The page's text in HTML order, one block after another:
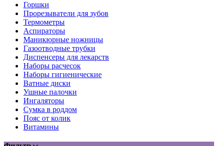
Горшки
Прорезыватели для зубов
Термометры
Аспираторы
Маникюрные ножницы
Газоотводные трубки
Диспенсеры для лекарств
Наборы расчесок
Наборы гигиенические
Ватные диски
Ушные палочки
Ингаляторы
Сумка в роддом
Пояс от колик
Витамины